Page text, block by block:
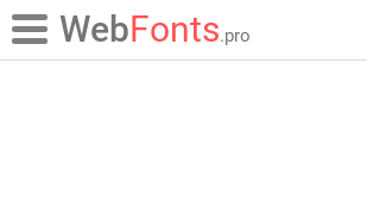
WebFonts.pro